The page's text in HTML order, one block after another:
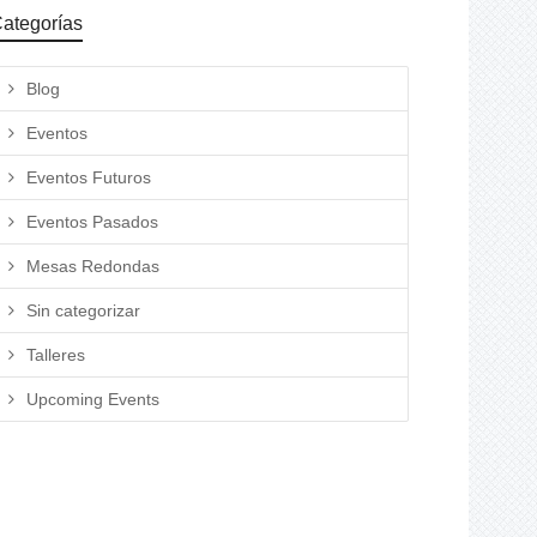
Blog
Eventos
Eventos Futuros
Eventos Pasados
Mesas Redondas
Sin categorizar
Talleres
Upcoming Events